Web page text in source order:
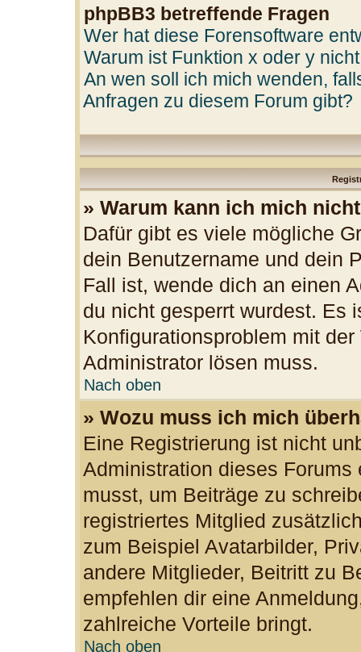
phpBB3 betreffende Fragen
Wer hat diese Forensoftware
Warum ist Funktion x oder y
An wen soll ich mich wenden,
Anfragen zu diesem Forum gibt?
» Warum kann ich mich
Dafür gibt es viele mögliche
dein Benutzername und dein
Fall ist, wende dich an einen
du nicht gesperrt wurdest. Es
Konfigurationsproblem mit
Administrator lösen muss.
Nach oben
» Wozu muss ich mich
Eine Registrierung ist nicht
Administration dieses
musst, um Beiträge zu
registriertes Mitglied
zum Beispiel Avatarbilder,
andere Mitglieder, Beitritt zu
empfehlen dir eine
zahlreiche Vorteile bringt.
Nach oben